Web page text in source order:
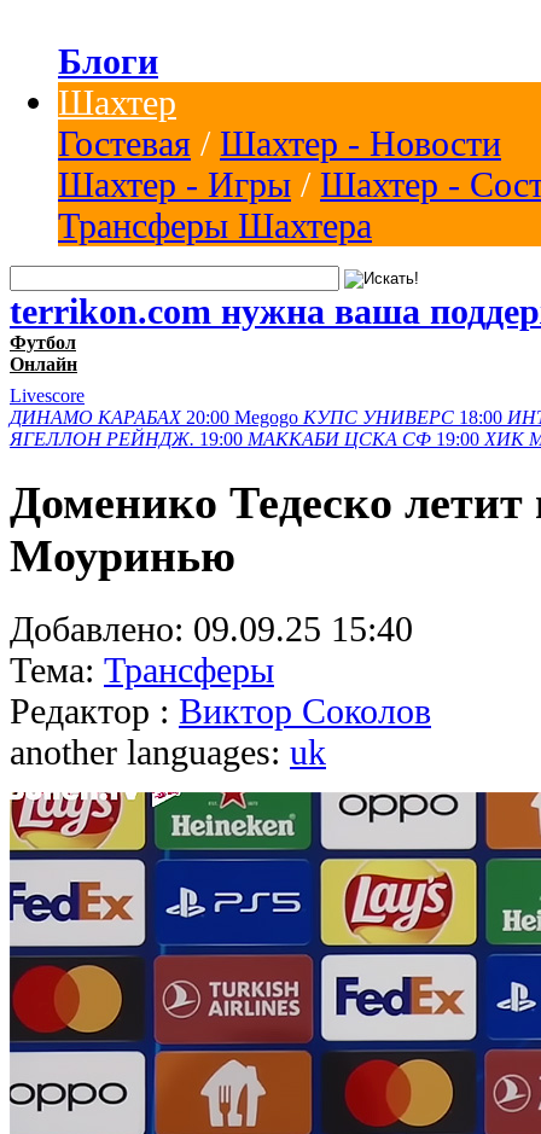
Блоги
Шахтер
Гостевая / Шахтер - Новости
Шахтер - Игры / Шахтер -
Трансферы Шахтера
terrikon.com нужна ваша
Футбол
Онлайн
Livescore
ДИНАМО КАРАБАХ 20:00 Megogo КУПС УНИВЕРС 18:00
ЯГЕЛЛОН РЕЙНДЖ. 19:00 МАККАБИ ЦСКА СФ 19:00 ХИК
Доменико Тедеско
Моуринью
Добавлено: 09.09.25 15:40
Тема: Трансферы
Редактор : Виктор Соколов
another languages: uk